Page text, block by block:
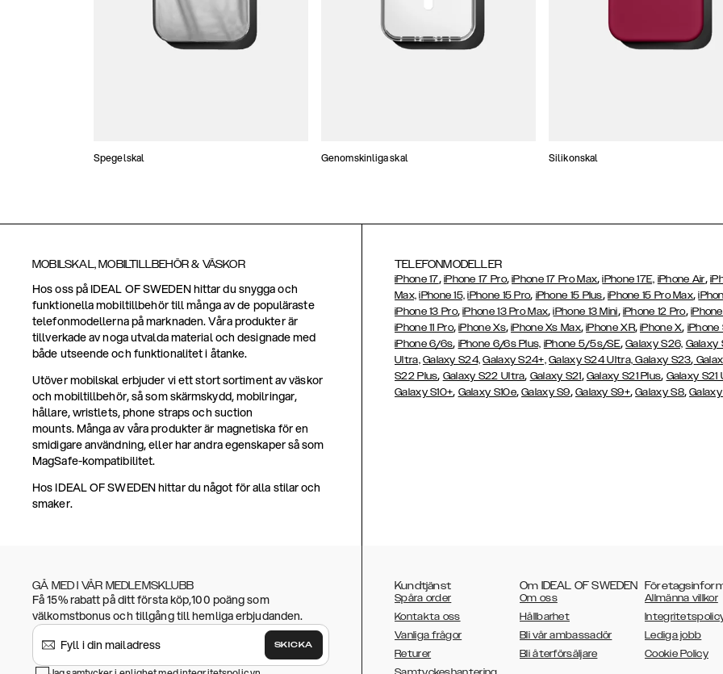
Spegelskal Genomskinliga skal Silikonskal
MOBILSKAL, MOBILTILLBEHÖR & VÄSKOR
Hos oss på IDEAL OF SWEDEN hittar du snygga och
funktionella mobiltillbehör till många av de populäraste
telefonmodellerna på marknaden. Våra produkter är
tillverkade av noga utvalda material och designade med
både utseende och funktionalitet i åtanke.
Utöver mobilskal erbjuder vi ett stort sortiment av väskor
och mobiltillbehör, så som skärmskydd, mobilringar,
hållare, wristlets, phone straps och suction
mounts. Många av våra produkter är magnetiska för en
smidigare användning, eller har andra egenskaper så som
MagSafe-kompatibilitet.
Hos IDEAL OF SWEDEN hittar du något för alla stilar och
smaker.
TELEFONMODELLER
iPhone 17, iPhone 17 Pro,iPhone 17 Pro Max,iPhone 17E, iPhone Air,
Max, iPhone 15, iPhone 15 Pro, iPhone 15 Plus, iPhone 15 Pro Max,
iPhone 13 Pro,iPhone 13 Pro Max,iPhone 13 Mini, iPhone 12 Pro, iPhone
iPhone 11 Pro,iPhone Xs,iPhone Xs Max,iPhone XR,iPhone X,
iPhone 6/6s, iPhone 6/6s Plus, iPhone 5/5s/SE,Galaxy S26, Galaxy
Ultra, Galaxy S24, Galaxy S24+, Galaxy S24 Ultra, Galaxy S23,
S22 Plus, Galaxy S22 Ultra, Galaxy S21, Galaxy S21 Plus, Galaxy S21
Galaxy S10+, Galaxy S10e,Galaxy S9, Galaxy S9+,Galaxy S8,
GÅ MED I VÅR MEDLEMSKLUBB
Få 15% rabatt på ditt första köp,100 poäng som
välkomstbonus och tillgång till hemliga erbjudanden.
SKICKA
Kundtjänst
Spåra order
Kontakta oss
Vanliga frågor
Returer
Om IDEAL OF SWEDEN
Om oss
Hållbarhet
Bli vår ambassadör
Bli återförsäljare
Allmänna villkor
Lediga jobb
Cookie Policy
AUSTRALIA